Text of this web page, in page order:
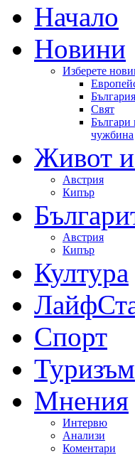
Начало
Новини
Изберете
България
Свят
Българи
чужбина
Живот
Австрия
Кипър
Австрия
Кипър
Култура
Спорт
Туризъм
Мнения
Интервю
Анализи
Коментари